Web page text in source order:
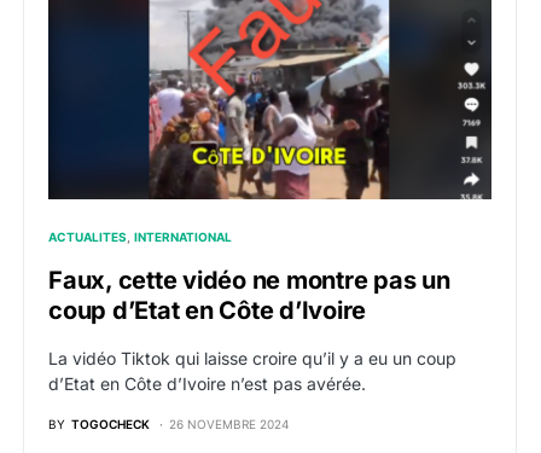
ACTUALITES INTERNATIONAL
Faux, cette vidéo ne montre pas un
coup d’Etat en Côte d’Ivoire
La vidéo Tiktok qui laisse croire qu’il y a eu un coup
d’Etat en Côte d’Ivoire n’est pas avérée.
BY TOGOCHECK 26 NOVEMBRE 2024